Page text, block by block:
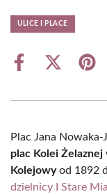
ULICE I PLACE
Share
Share
(Twitter)
Plac Jana
plac Kolei Żelaznej
Kolejowyod 1892
dzielnicy I Stare